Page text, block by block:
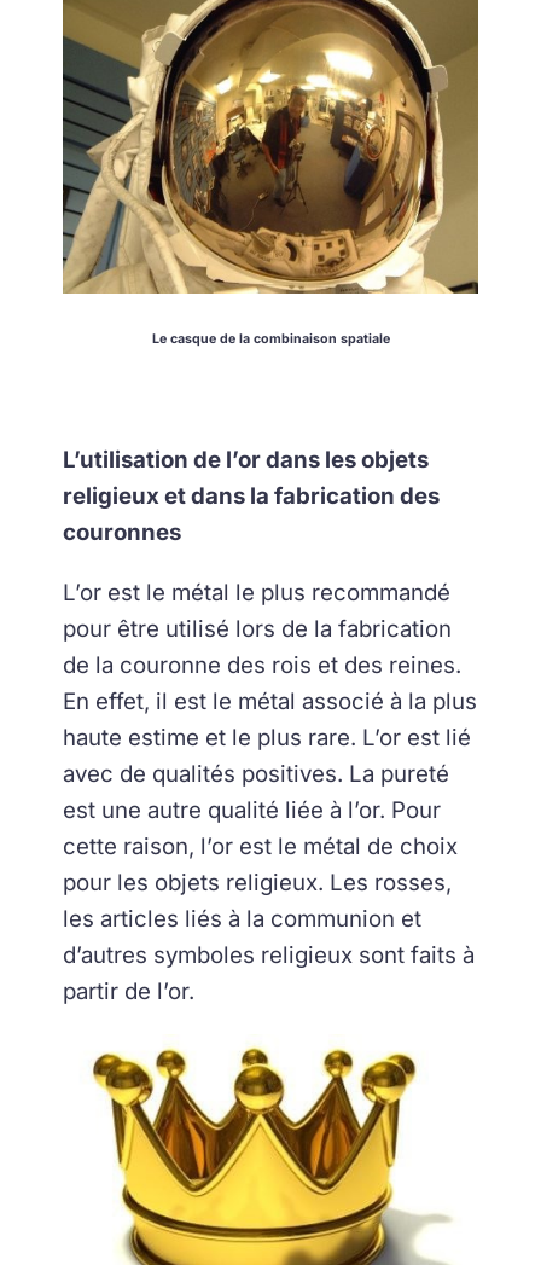
Le casque de la combinaison spatiale
L’utilisation de l’or dans les objets
religieux et dans la fabrication des
couronnes
L’or est le métal le plus recommandé
pour être utilisé lors de la fabrication
de la couronne des rois et des reines.
En effet, il est le métal associé à la plus
haute estime et le plus rare. L’or est lié
avec de qualités positives. La pureté
est une autre qualité liée à l’or. Pour
cette raison, l’or est le métal de choix
pour les objets religieux. Les rosses,
les articles liés à la communion et
d’autres symboles religieux sont faits à
partir de l’or.